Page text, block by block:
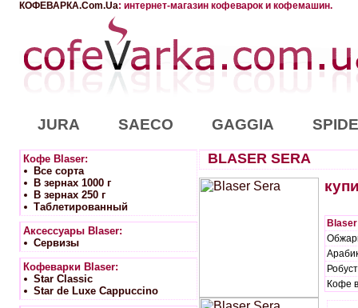
КОФЕВАРКА.Com.Ua: интернет-магазин кофеварок и кофемашин.
JURA SAECO GAGGIA
Кофе Blaser:
Вcе сорта
В зернах 1000 г
В зернах 250 г
Таблетированный
Аксессуары Blaser:
Сервизы
Кофеварки Blaser:
Star Classic
Star de Luxe Cappuccino
BLASER SERA
Кофе